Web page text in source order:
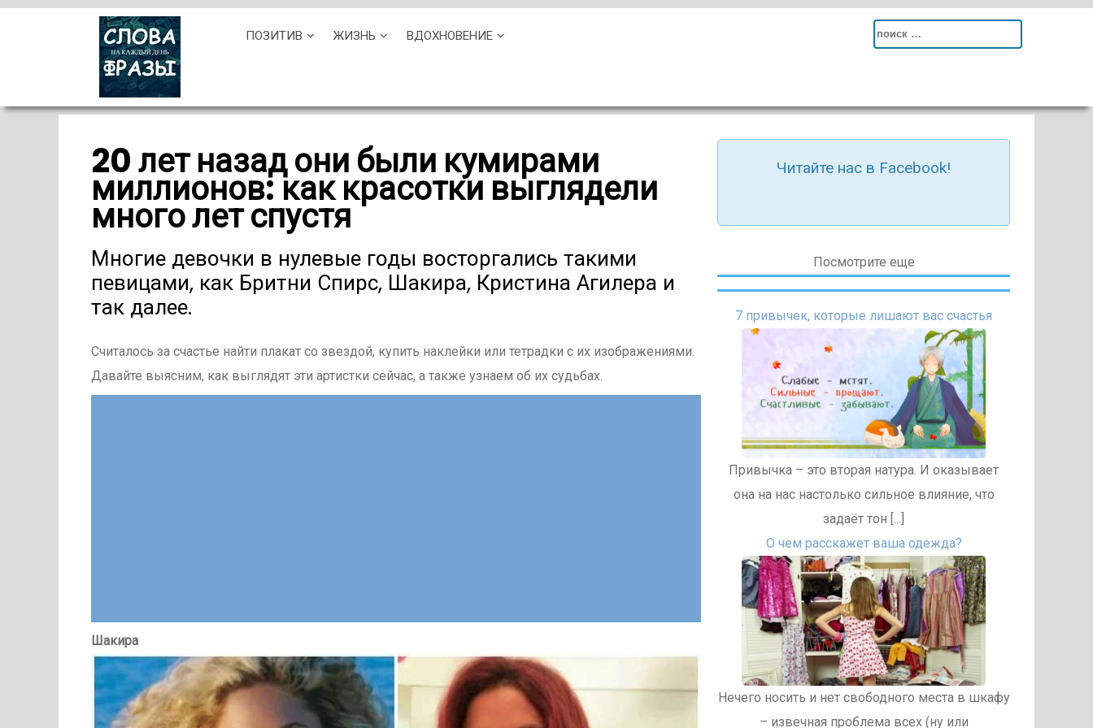
ПОЗИТИВ ЖИЗНЬ ВДОХНОВЕНИЕ
Search
20 лет назад они были кумирами
миллионов: как красотки выглядели
много лет спустя
Многие девочки в нулевые годы восторгались такими
певицами, как Бритни Спирс, Шакира, Кристина Агилера и
так далее.
Считалось за счастье найти плакат со звездой, купить наклейки или тетрадки с их изображениями.
Давайте выясним, как выглядят эти артистки сейчас, а также узнаем об их судьбах.
Шакира
Читайте нас в Facebook!
Посмотрите еще
7 привычек, которые лишают вас счастья
Привычка – это вторая натура. И оказывает
она на нас настолько сильное влияние, что
задаёт тон [...]
О чем расскажет ваша одежда?
Нечего носить и нет свободного места в шкафу
– извечная проблема всех (ну или